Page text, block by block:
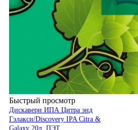
Быстрый просмотр
Дискавери ИПА Цитра энд
Гэлакси/Discovery IPA Citra &
Galaxy 20л. ПЭТ